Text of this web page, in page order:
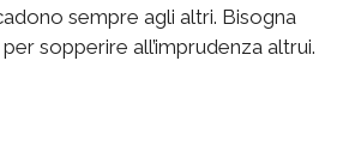
sempre agli altri. Bisogna
sopperire all’imprudenza altrui.